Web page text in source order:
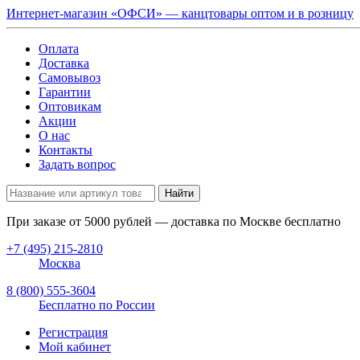
Интернет-магазин «ОФСИ» — канцтовары оптом и в розницу
Оплата
Доставка
Самовывоз
Гарантии
Оптовикам
Акции
О нас
Контакты
Задать вопрос
Найти
При заказе от 5000 рублей — доставка по Москве бесплатно
+7 (495) 215-2810
Москва
8 (800) 555-3604
Бесплатно по России
Регистрация
Мой кабинет